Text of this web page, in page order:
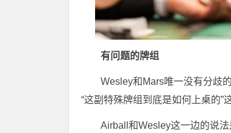
有问题的牌组
Wesley和Mars唯一没有分歧
“这副特殊牌组到底是如何上桌的”
Airball和Wesley这一边的说